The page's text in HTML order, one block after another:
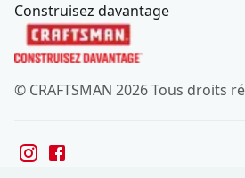
Construisez davantage
© CRAFTSMAN 2026 Tous droits